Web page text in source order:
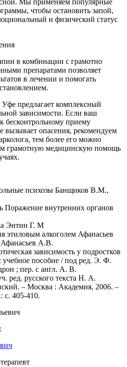
Мы применяем популярные
чтобы остановить запой,
и физический статус
в комбинации с грамотно
препаратами позволяет
в лечении и помогать
предлагает комплексный
зависимости. Если ваш
бесконтрольному приему
вызывает опасения, рекомендуем
тем более его можно
грамотную медицинскую помощь
психозы Банщиков В.М.,
Поражение внутренних органов
Энтин Г. М
этиловым алкоголем Афанасьев
А.В.
зависимость у подростков
учебное пособие / под ред. Э. Ф.
; пер. с англ. А. В.
ред. русского текста Н. А.
– Москва : Академия, 2006. –
с. 405-410.